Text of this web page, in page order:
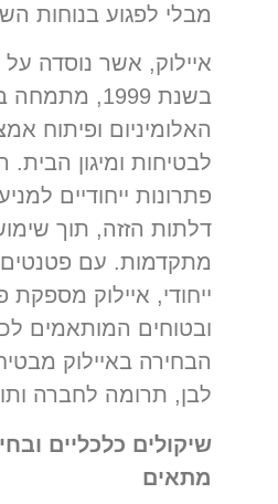
מבלי לפגוע בנוחות
איילוק, אשר נוסדה על
בשנת 1999,
האלומיניום ופיתוח
לבטיחות ומיגון
פתרונות ייחודיים
דלתות הזזה, תוך
מתקדמות. עם פטנטים
ייחודי, איילוק מספקת
ובטוחים המותאמים
הבחירה באיילוק
לבן, תרומה לחברה
שיקולים כלכליים
מתאים